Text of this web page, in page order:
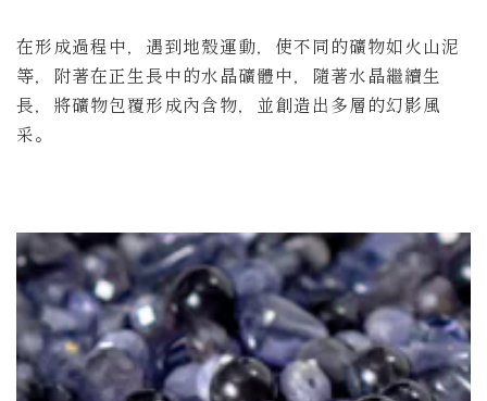
在形成過程中，遇到地殼運動，使不同的礦物如火山泥
等，附著在正生長中的水晶礦體中，隨著水晶繼續生
長，將礦物包覆形成內含物，並創造出多層的幻影風
采。